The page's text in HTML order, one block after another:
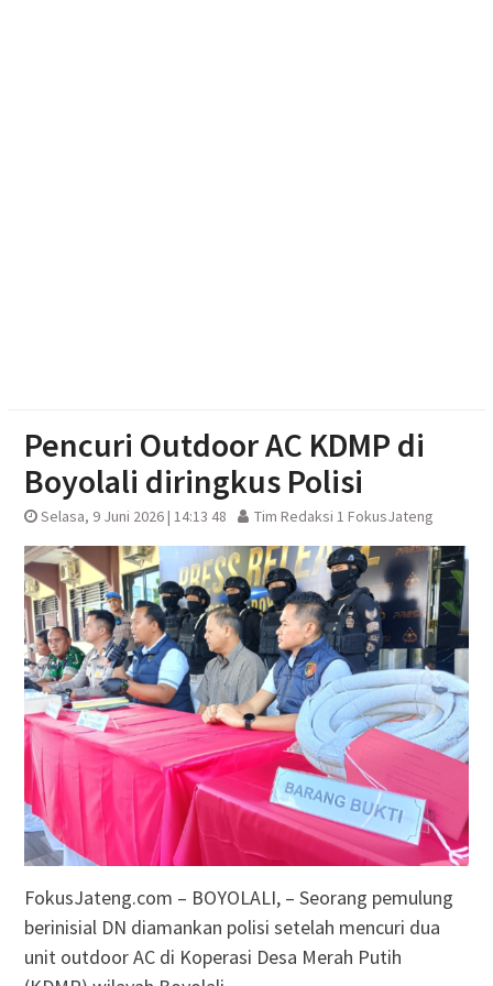
Pencuri Outdoor AC KDMP di
Boyolali diringkus Polisi
Selasa, 9 Juni 2026 | 14:13 48 Tim Redaksi 1 FokusJateng
FokusJateng.com – BOYOLALI, – Seorang pemulung
berinisial DN diamankan polisi setelah mencuri dua
unit outdoor AC di Koperasi Desa Merah Putih